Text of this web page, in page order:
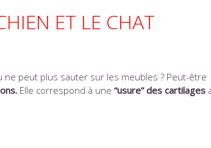
ET LE CHAT
peut plus sauter sur les meubles ? Peut-être
Elle correspond à une “usure” des cartilages